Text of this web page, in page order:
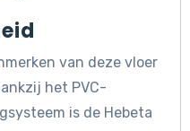
van deze vloer
het PVC-
is de Hebeta